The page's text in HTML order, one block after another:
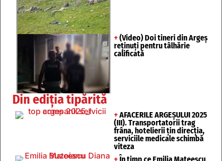
+ (Video) Doi tineri din Argeș
reținuți pentru tâlhărie
calificată
Din ediția tipărită
+ AFACERILE ARGEȘULUI 2025
(III). Transportatorii trag
frâna, hotelierii țin direcția,
serviciile medicale schimbă
viteza